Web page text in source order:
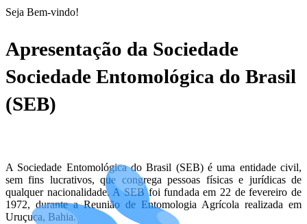
Seja Bem-vindo!
Apresentação da Sociedade
Sociedade Entomológica do Brasil
(SEB)
A Sociedade Entomológica do Brasil (SEB) é uma entidade civil,
sem fins lucrativos, que congrega pessoas físicas e jurídicas de
qualquer nacionalidade. A SEB foi fundada em 22 de fevereiro de
1972, durante a Reunião de Entomologia Agrícola realizada em
Uruçuca, Bahia.